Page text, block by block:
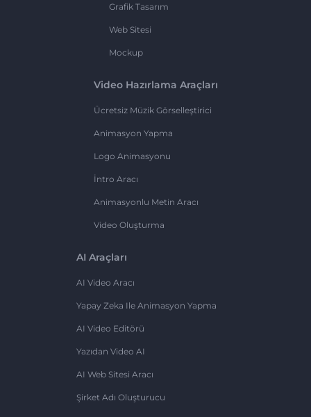
Grafik Tasarım
Web Sitesi
Mockup
Video Hazırlama Araçları
Ücretsiz Müzik Görselleştirici
Animasyon Yapma
Logo Animasyonu
İntro Aracı
Animasyonlu Metin Aracı
Video Oluşturma
AI Araçları
AI Video Aracı
Yapay Zeka Ile Animasyon Yapma
AI Video Editörü
Yazıdan Video AI
AI Web Sitesi Aracı
Şirket Adı Oluşturucu